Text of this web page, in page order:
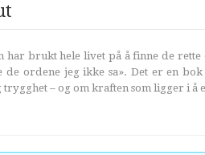
har brukt hele livet på å finne de
de ordene jeg ikke sa». Det er en
– og om kraften som ligger i å